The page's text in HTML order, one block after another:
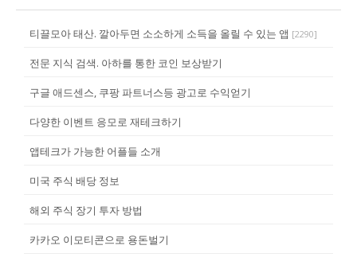
티끌모아 태산. 깔아두면 소소하게 소득을 올릴 수 있는 앱 [2290]
전문 지식 검색. 아하를 통한 코인 보상받기
구글 애드센스, 쿠팡 파트너스등 광고로 수익얻기
다양한 이벤트 응모로 재테크하기
앱테크가 가능한 어플들 소개
미국 주식 배당 정보
해외 주식 장기 투자 방법
카카오 이모티콘으로 용돈벌기